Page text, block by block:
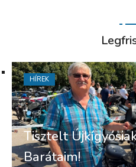
Tisztelt
Barátaim!
HÍREK